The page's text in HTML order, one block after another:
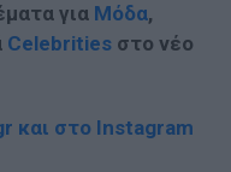
για Μόδα,
Celebrities στο νέο
και στο Instagram